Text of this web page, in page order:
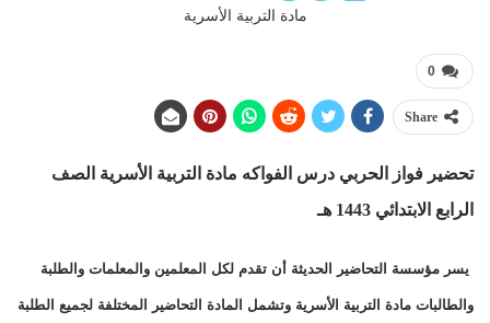
مادة التربية الأسرية
0
Share
تحضير فواز الحربي درس الفواكه مادة التربية الأسرية الصف
الرابع الابتدائي 1443 هـ
يسر مؤسسة التحاضير الحديثة أن تقدم لكل المعلمين والمعلمات والطلبة
والطالبات مادة التربية الأسرية وتشمل المادة التحاضير المختلفة لجميع الطلبة